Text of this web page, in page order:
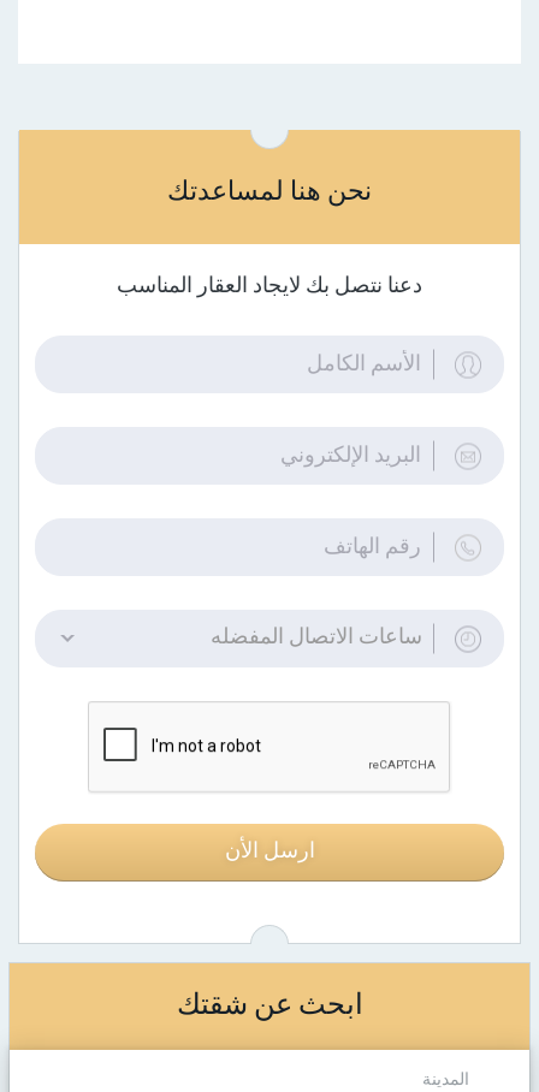
نحن هنا لمساعدتك
دعنا نتصل بك لايجاد العقار المناسب
ساعات الاتصال المفضله
ارسل الأن
ابحث عن شقتك
المدينة